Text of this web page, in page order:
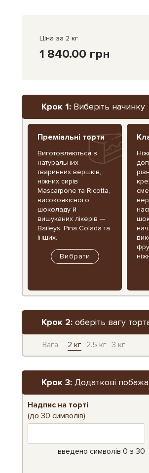
Ціна за 2 кг
1 840.00 грн
Крок 1: Виберіть начинку
Преміальні торти
Виготовляються з
натуральних
тваринних вершків,
ніжних сирів
Mascarpone та Ricotta,
високоякісного
шоколаду й
вишуканих лікерів —
Baileys, Pina Colada та
інших.
Вибрати
Крок 2: оберіть вагу
Вага: 2 кг 2.5 кг 3 кг
Крок 3: Додаткові
Надпис на торті
(до 30 символів)
введено символів0 з 30